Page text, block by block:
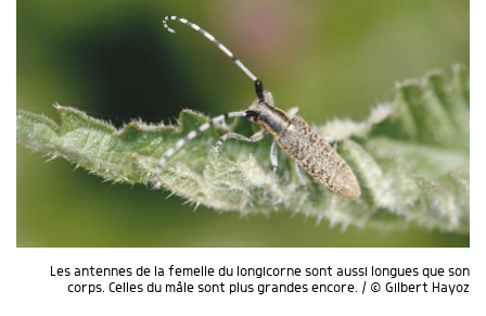
Les antennes de la femelle du longicorne sont aussi longues que son
corps. Celles du mâle sont plus grandes encore. / © Gilbert Hayoz